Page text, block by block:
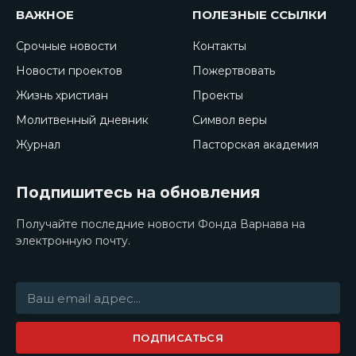
ВАЖНОЕ
Срочные новости
Новости проектов
Жизнь христиан
Молитвенный дневник
Журнал
ПОЛЕЗНЫЕ ССЫЛКИ
Контакты
Пожертвовать
Проекты
Символ веры
Пасторская академия
Подпишитесь на обновления
Получайте последние новости Фонда Варнава на
электронную почту.
ПОДПИСАТЬСЯ